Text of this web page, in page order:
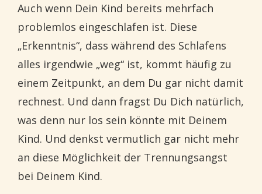
Auch wenn Dein Kind bereits mehrfach
problemlos eingeschlafen ist. Diese
„Erkenntnis“, dass während des Schlafens
alles irgendwie „weg“ ist, kommt häufig zu
einem Zeitpunkt, an dem Du gar nicht damit
rechnest. Und dann fragst Du Dich natürlich,
was denn nur los sein könnte mit Deinem
Kind. Und denkst vermutlich gar nicht mehr
an diese Möglichkeit der Trennungsangst
bei Deinem Kind.